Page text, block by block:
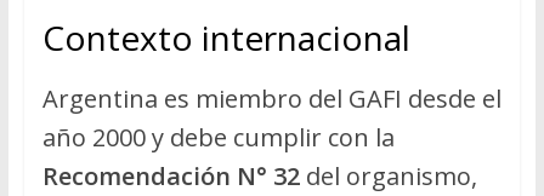
Contexto internacional
Argentina es miembro del GAFI desde el
año 2000 y debe cumplir con la
Recomendación N° 32del organismo,